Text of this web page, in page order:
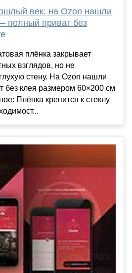
век: на Ozon нашли
полный приват без
плёнка закрывает
взглядов, но не
стену. На Ozon нашли
без клея размером 60×200 см
Плёнка крепится к стеклу